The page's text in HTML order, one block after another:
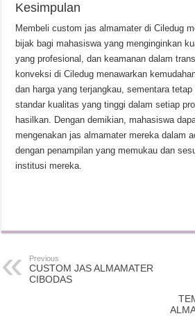
Kesimpulan
Membeli custom jas almamater di Ciledug
bijak bagi mahasiswa yang menginginkan
yang profesional, dan keamanan dalam
konveksi di Ciledug menawarkan
dan harga yang terjangkau, sementara
standar kualitas yang tinggi dalam setiap
hasilkan. Dengan demikian, mahasiswa
mengenakan jas almamater mereka dalam
dengan penampilan yang memukau dan
institusi mereka.
Previous
CUSTOM JAS ALMAMATER
CIBODAS